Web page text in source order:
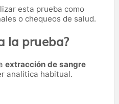
esta prueba como
o chequeos de salud.
la prueba?
extracción de sangre
analítica habitual.